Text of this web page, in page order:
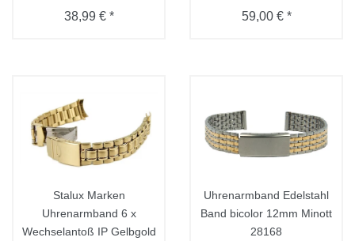
38,99 € * 59,00 € *
Stalux Marken
Uhrenarmband 6 x
Wechselantoß IP Gelbgold
Uhrenarmband Edelstahl
Band bicolor 12mm Minott
28168